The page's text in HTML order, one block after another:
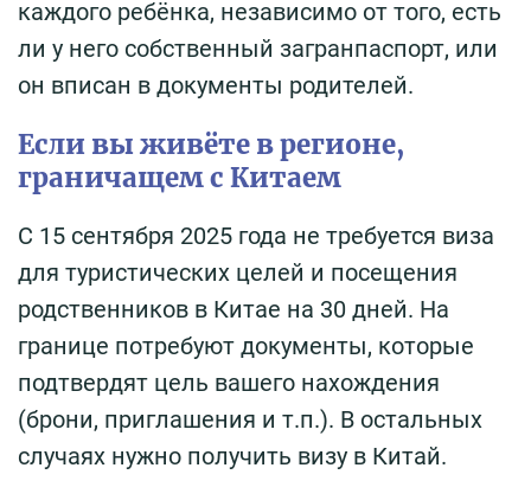
каждого ребёнка, независимо от того, есть
ли у него собственный загранпаспорт, или
он вписан в документы родителей.
Если вы живёте в регионе,
граничащем с Китаем
С 15 сентября 2025 года не требуется виза
для туристических целей и посещения
родственников в Китае на 30 дней. На
границе потребуют документы, которые
подтвердят цель вашего нахождения
(брони, приглашения и т.п.). В остальных
случаях нужно получить визу в Китай.